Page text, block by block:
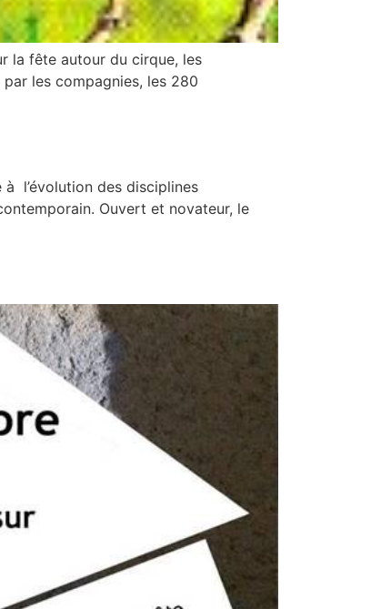
la fête autour du cirque, les
les compagnies, les 280
l’évolution des disciplines
Ouvert et novateur, le